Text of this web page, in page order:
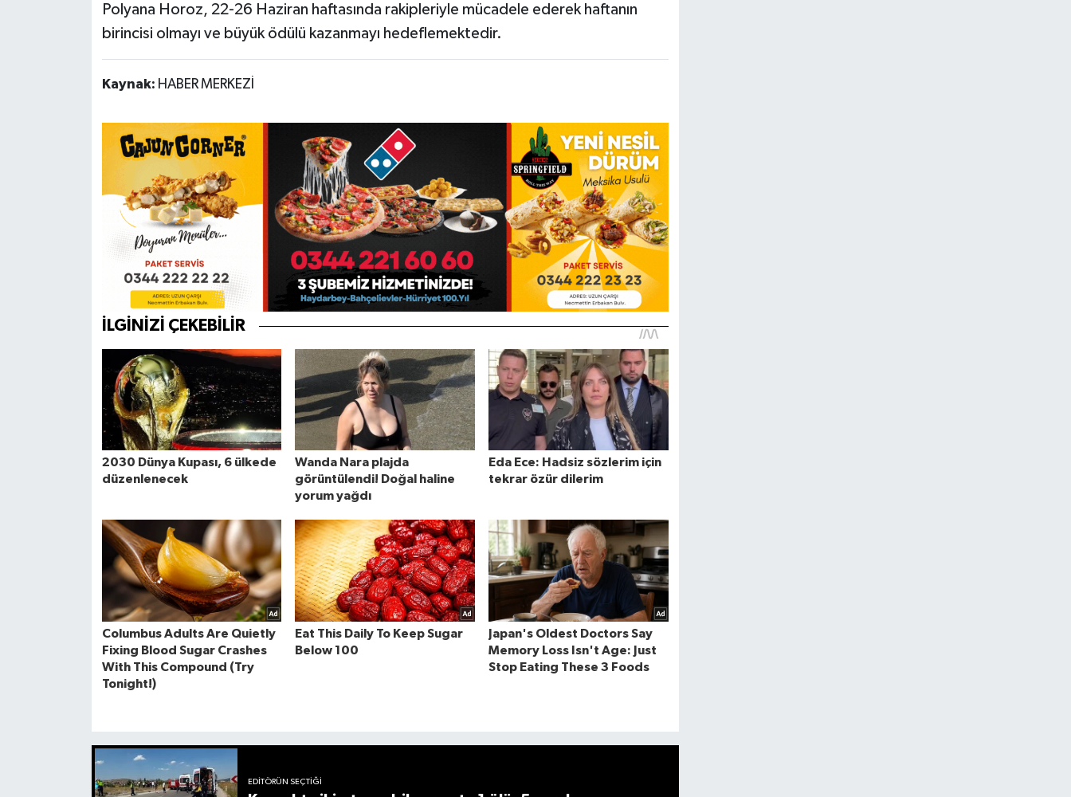
Polyana Horoz, 22-26 Haziran haftasında rakipleriyle mücadele ederek haftanın
birincisi olmayı ve büyük ödülü kazanmayı hedeflemektedir.
Kaynak: HABER MERKEZİ
EDITÖRÜN SEÇTIĞI